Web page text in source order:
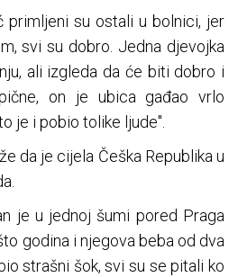
primljeni su ostali u bolnici, jer
svi su dobro. Jedna djevojka
ali izgleda da će biti dobro i
on je ubica gađao vrlo
je i pobio tolike ljude".
da je cijela Češka Republika u
je u jednoj šumi pored Praga
godina i njegova beba od dva
strašni šok, svi su se pitali ko